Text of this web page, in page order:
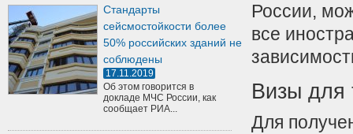
Стандарты
сейсмостойкости более
50% российских зданий не
соблюдены
17.11.2019
Об этом говорится в
докладе МЧС России, как
сообщает РИА...
России,
все
Визы для
Для